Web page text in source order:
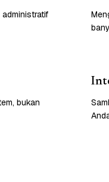
bukan